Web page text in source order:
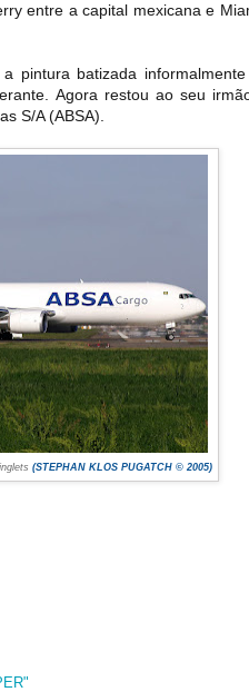
entre a capital mexicana e
pintura batizada
Agora restou ao seu
S/A (ABSA).
(STEPHAN KLOS PUGATCH © 2005)